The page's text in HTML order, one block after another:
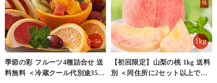
季節の彩 フルーツ4種詰合せ 送
料無料 ＜冷蔵クール代別途350
【初回限定】山梨の桃 1kg 送料
別 ＜同住所に2セット以上で送